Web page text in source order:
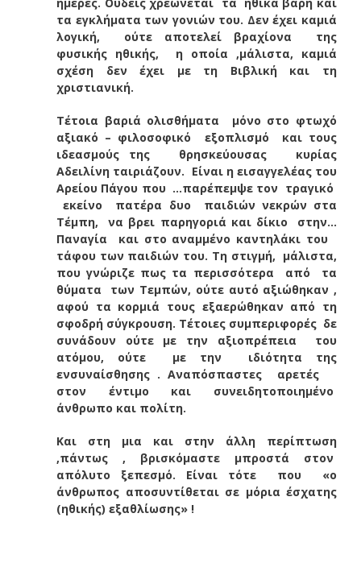
τα εγκλήματα των γονιών του. Δεν έχει καμιά
λογική, ούτε αποτελεί βραχίονα της
φυσικής ηθικής, η οποία ,μάλιστα, καμιά
σχέση δεν έχει με τη Βιβλική και τη
χριστιανική.
Τέτοια βαριά ολισθήματα μόνο στο φτωχό
αξιακό – φιλοσοφικό εξοπλισμό και τους
ιδεασμούς της θρησκεύουσας κυρίας
Αδειλίνη ταιριάζουν. Είναι η εισαγγελέας του
Αρείου Πάγου που …παρέπεμψε τον τραγικό
εκείνο πατέρα δυο παιδιών νεκρών στα
Τέμπη, να βρει παρηγοριά και δίκιο στην…
Παναγία και στο αναμμένο καντηλάκι του
τάφου των παιδιών του. Τη στιγμή, μάλιστα,
που γνώριζε πως τα περισσότερα από τα
θύματα των Τεμπών, ούτε αυτό αξιώθηκαν ,
αφού τα κορμιά τους εξαερώθηκαν από τη
σφοδρή σύγκρουση. Τέτοιες συμπεριφορές δε
συνάδουν ούτε με την αξιοπρέπεια του
ατόμου, ούτε με την ιδιότητα της
ενσυναίσθησης . Αναπόσπαστες αρετές
στον έντιμο και συνειδητοποιημένο
άνθρωπο και πολίτη.
Και στη μια και στην άλλη περίπτωση
,πάντως , βρισκόμαστε μπροστά στον
απόλυτο ξεπεσμό. Είναι τότε που «ο
άνθρωπος αποσυντίθεται σε μόρια έσχατης
(ηθικής) εξαθλίωσης» !